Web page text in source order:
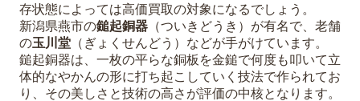
存状態によっては高価買取の対象になるでしょう。
新潟県燕市の鎚起銅器 （ついきどうき）が有名で、老舗
の玉川堂 （ぎょくせんどう）などが手がけています。
鎚起銅器は、一枚の平らな銅板を金鎚で何度も叩いて立
体的なやかんの形に打ち起こしていく技法で作られてお
り、その美しさと技術の高さが評価の中核となります。